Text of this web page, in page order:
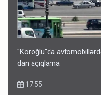
"Koroğlu"da
dan açıqlama
17:55